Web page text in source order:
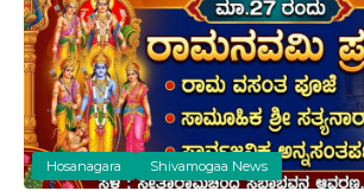
Hosanagara Shivamogaa News